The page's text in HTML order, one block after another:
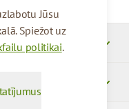
Jūsu
Spiežot uz
politikai.